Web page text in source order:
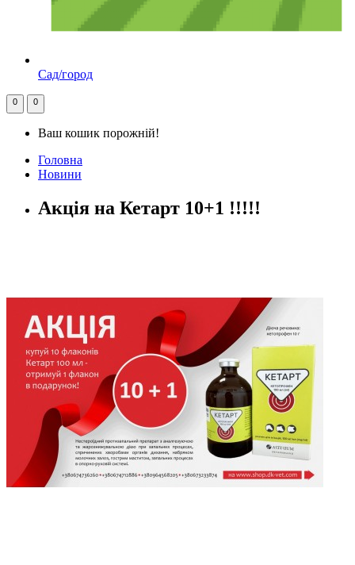
Сад/город
0 0
Ваш кошик порожній!
Головна
Новини
Акція на Кетарт 10+1 !!!!!